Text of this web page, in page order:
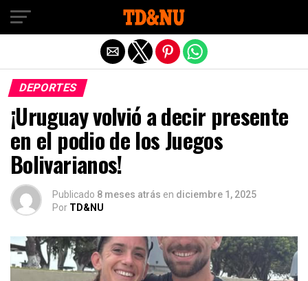
DEPORTES
¡Uruguay volvió a decir presente
en el podio de los Juegos
Bolivarianos!
Publicado 8 meses atrás en diciembre 1, 2025
Por TD&NU
Exit mobile version